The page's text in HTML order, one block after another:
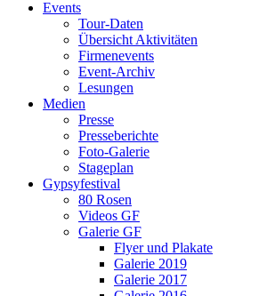
Events
Tour-Daten
Übersicht Aktivitäten
Firmenevents
Event-Archiv
Lesungen
Medien
Presse
Presseberichte
Foto-Galerie
Stageplan
Gypsyfestival
80 Rosen
Videos GF
Galerie GF
Flyer und Plakate
Galerie 2019
Galerie 2017